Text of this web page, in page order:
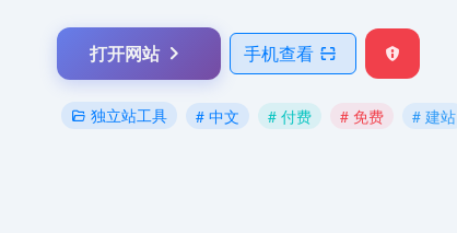
打开网站 手机查看
独立站工具 # 中文 # 付费 # 免费 # 建站